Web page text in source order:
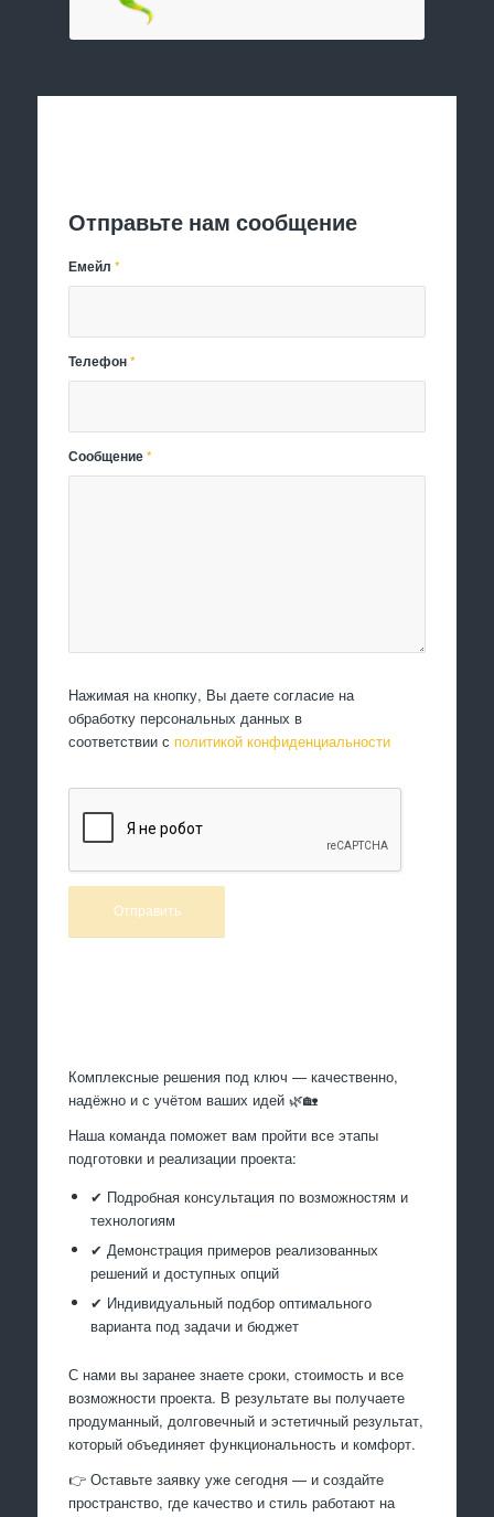
Отправьте нам сообщение
Емейл*
Телефон*
Сообщение*
Нажимая на кнопку, Вы даете согласие на
обработку персональных данных в
соответствии с политикой конфиденциальности
Комплексные решения под ключ — качественно,
надёжно и с учётом ваших идей 🌿🏡
Наша команда поможет вам пройти все этапы
подготовки и реализации проекта:
✔ Подробная консультация по возможностям и
технологиям
✔ Демонстрация примеров реализованных
решений и доступных опций
✔ Индивидуальный подбор оптимального
варианта под задачи и бюджет
С нами вы заранее знаете сроки, стоимость и все
возможности проекта. В результате вы получаете
продуманный, долговечный и эстетичный результат,
который объединяет функциональность и комфорт.
👉 Оставьте заявку уже сегодня — и создайте
пространство, где качество и стиль работают на